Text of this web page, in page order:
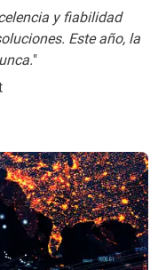
y fiabilidad
Este año, la
"